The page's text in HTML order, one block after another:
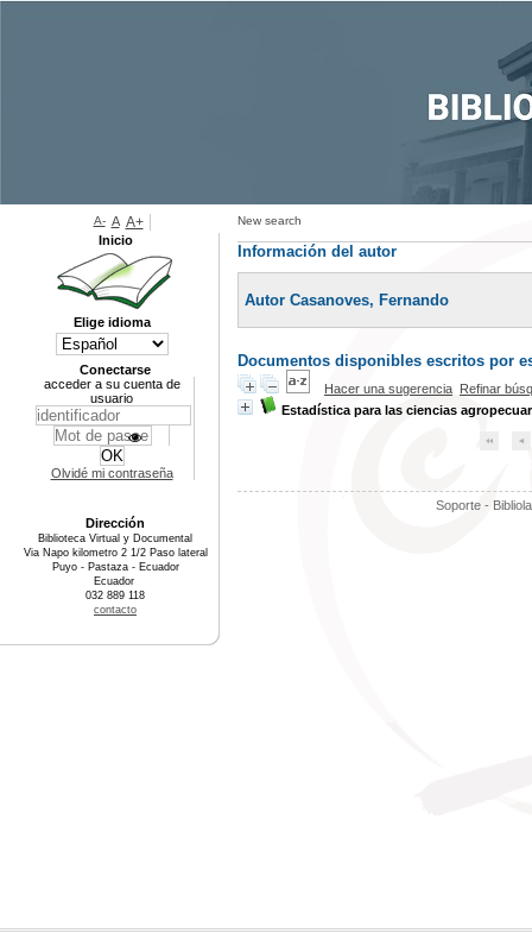
New search
Información del autor
Autor Casanoves, Fernando
Documentos disponibles escritos por
Hacer una sugerencia Refinar
Estadística para las ciencias
Soporte -
A- A A+
Inicio
Elige idioma
Conectarse
acceder a su cuenta de
usuario
Olvidé mi contraseña
Dirección
Biblioteca Virtual y Documental
Via Napo kilometro 2 1/2 Paso lateral
Puyo - Pastaza - Ecuador
Ecuador
032 889 118
contacto